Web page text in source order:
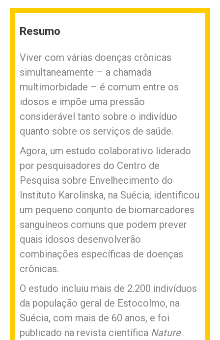
Resumo
Viver com várias doenças crônicas
simultaneamente – a chamada
multimorbidade – é comum entre os
idosos e impõe uma pressão
considerável tanto sobre o indivíduo
quanto sobre os serviços de saúde.
Agora, um estudo colaborativo liderado
por pesquisadores do Centro de
Pesquisa sobre Envelhecimento do
Instituto Karolinska, na Suécia, identificou
um pequeno conjunto de biomarcadores
sanguíneos comuns que podem prever
quais idosos desenvolverão
combinações específicas de doenças
crônicas.
O estudo incluiu mais de 2.200 indivíduos
da população geral de Estocolmo, na
Suécia, com mais de 60 anos, e foi
publicado na revista científica Nature